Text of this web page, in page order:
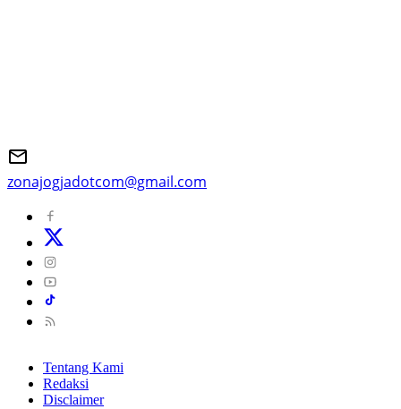
zonajogjadotcom@gmail.com
Tentang Kami
Redaksi
Disclaimer